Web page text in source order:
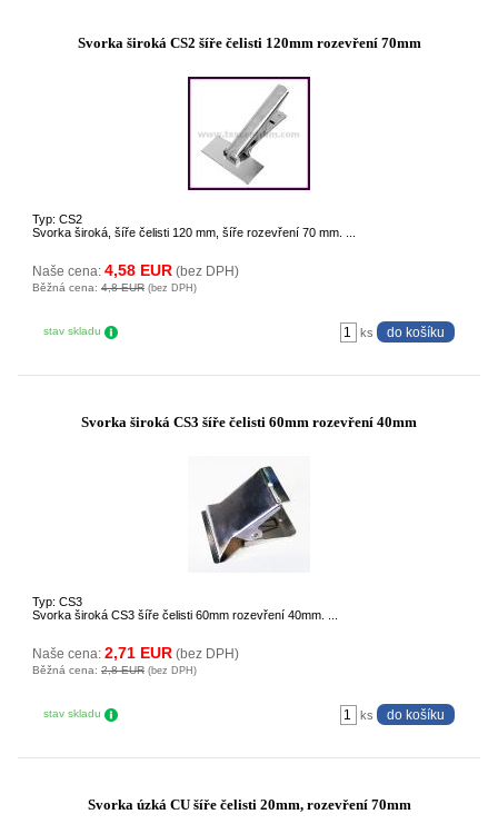
Svorka široká CS2 šíře čelisti 120mm rozevření 70mm
Typ: CS2
Svorka široká, šíře čelisti 120 mm, šíře rozevření 70 mm. ...
Naše cena: 4,58 EUR (bez DPH)
Běžná cena: 4,8 EUR (bez DPH)
stav skladu ks
Svorka široká CS3 šíře čelisti 60mm rozevření 40mm
Typ: CS3
Svorka široká CS3 šíře čelisti 60mm rozevření 40mm. ...
Naše cena: 2,71 EUR (bez DPH)
Běžná cena: 2,8 EUR (bez DPH)
stav skladu ks
Svorka úzká CU šíře čelisti 20mm, rozevření 70mm